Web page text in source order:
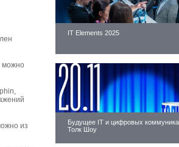
можно
из
IT Elements 2025
Будущее IT и цифровых
Толк Шоу